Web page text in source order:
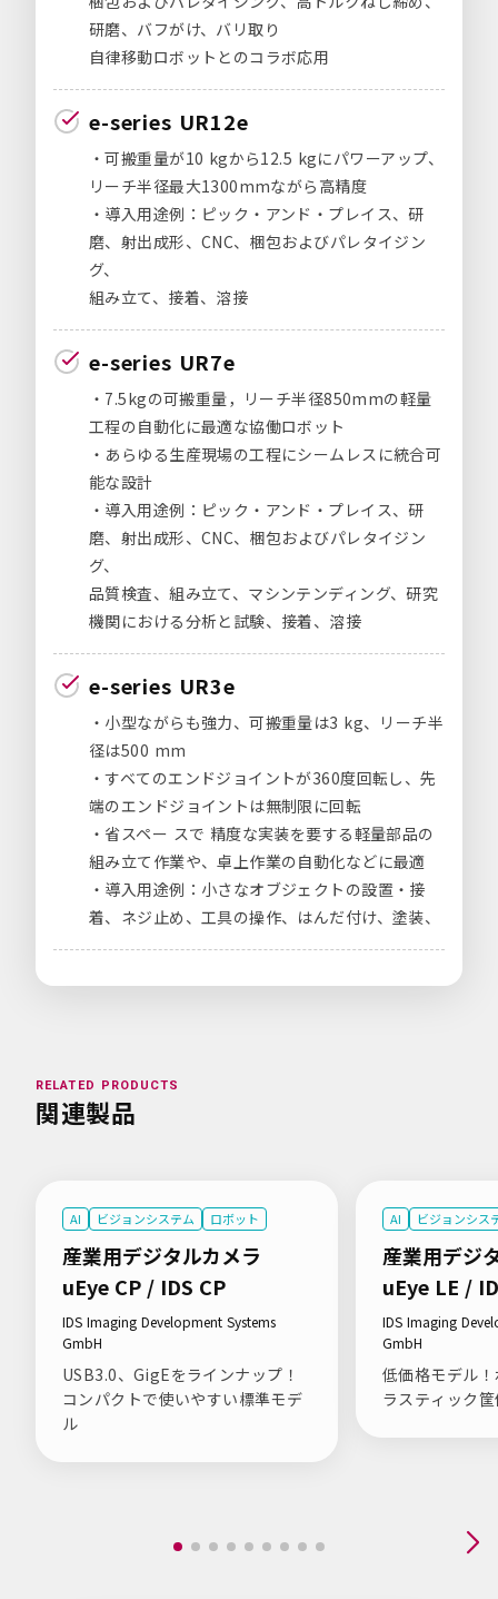
研磨、バフがけ、バリ取り
自律移動ロボットとのコラボ応用
e-series UR12e
・可搬重量が10 kgから12.5 kgにパワーアップ、
リーチ半径最大1300mmながら高精度
・導入用途例：ピック・アンド・プレイス、研
磨、射出成形、CNC、梱包およびパレタイジン
グ、
組み立て、接着、溶接
e-series UR7e
・7.5kgの可搬重量，リーチ半径850mmの軽量
工程の自動化に最適な協働ロボット
・あらゆる生産現場の工程にシームレスに統合可
能な設計
・導入用途例：ピック・アンド・プレイス、研
磨、射出成形、CNC、梱包およびパレタイジン
グ、
品質検査、組み立て、マシンテンディング、研究
機関における分析と試験、接着、溶接
e-series UR3e
・小型ながらも強力、可搬重量は3 kg、リーチ半
径は500 mm
・すベてのエンドジョイントが360度回転し、先
端のエンドジョイントは無制限に回転
・省スペー スで 精度な実装を要する軽量部品の
組み立て作業や、卓上作業の自動化などに最適
・導入用途例：小さなオブジェクトの設置・接
着、ネジ止め、工具の操作、はんだ付け、塗装、
RELATED PRODUCTS
関連製品
AI ビジョンシステム ロボット
産業用デジタルカメラ
uEye CP / IDS CP
IDS Imaging Development Systems
GmbH
USB3.0、GigEをラインナップ！
コンパクトで使いやすい標準モデ
ル
AI ビジョンシス
産業用デジ
uEye LE /
IDS Imaging
GmbH
低価格モデル
ラスティック